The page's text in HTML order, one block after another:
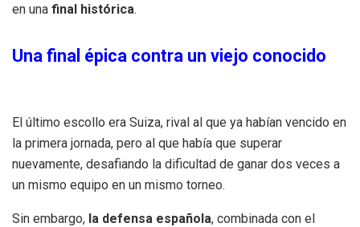
en una final histórica.
Una final épica contra un viejo conocido
El último escollo era Suiza, rival al que ya habían vencido en
la primera jornada, pero al que había que superar
nuevamente, desafiando la dificultad de ganar dos veces a
un mismo equipo en un mismo torneo.
Sin embargo, la defensa española, combinada con el